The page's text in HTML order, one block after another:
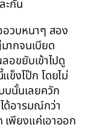
ะกัน
อวบหนาๆ สอง
ากจนเบียด
อขยับเข้าไปดู
ข็งโป๊ก โดยไม่
บนั้นเลยควัก
ด้อารมณ์กว่า
พียงแค่เอาออก